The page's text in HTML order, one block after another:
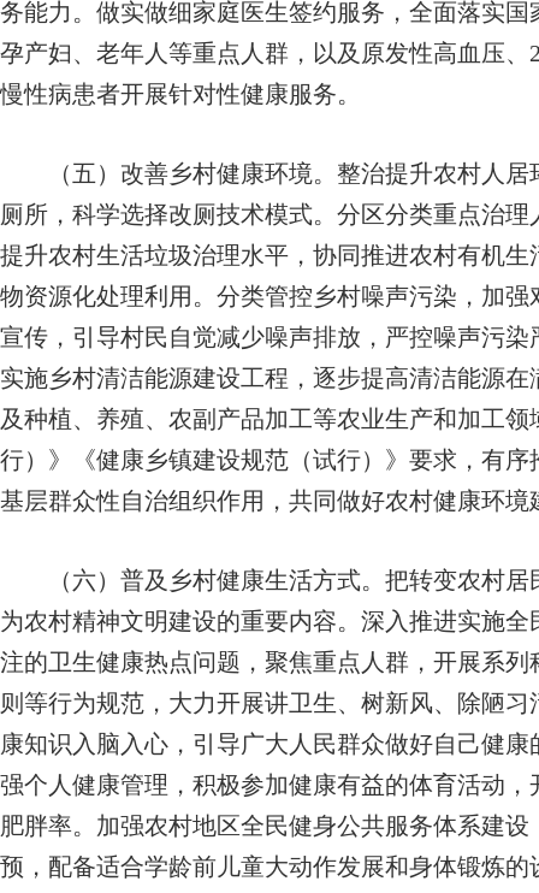
务能力。做实做细家庭医生签约服务，全面落实
孕产妇、老年人等重点人群，以及原发性高血压
慢性病患者开展针对性健康服务。
（五）改善乡村健康环境。 整治提升农村人居
厕所，科学选择改厕技术模式。分区分类重点治
提升农村生活垃圾治理水平，协同推进农村有机
物资源化处理利用。分类管控乡村噪声污染，加
宣传，引导村民自觉减少噪声排放，严控噪声污
实施乡村清洁能源建设工程，逐步提高清洁能源
及种植、养殖、农副产品加工等农业生产和加工
行）》《健康乡镇建设规范（试行）》要求，有
基层群众性自治组织作用，共同做好农村健康环境
（六）普及乡村健康生活方式。 把转变农村居
为农村精神文明建设的重要内容。深入推进实施
注的卫生健康热点问题，聚焦重点人群，开展系
则等行为规范，大力开展讲卫生、树新风、除陋
康知识入脑入心，引导广大人民群众做好自己健
强个人健康管理，积极参加健康有益的体育活动
肥胖率。加强农村地区全民健身公共服务体系建
预，配备适合学龄前儿童大动作发展和身体锻炼